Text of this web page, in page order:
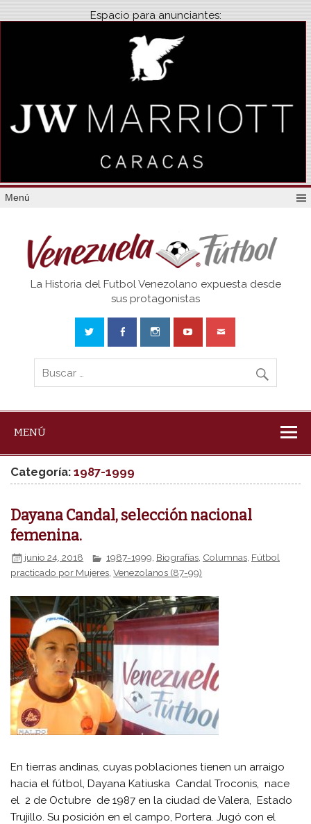
Espacio para anunciantes:
Menú
Venezuela
La Historia del Futbol Venezolano expuesta desde
sus protagonistas
MENÚ
Categoría:1987-1999
Dayana Candal, selección nacional
femenina.
junio 24, 2018 1987-1999, Biografías, Columnas, Fútbol
practicado por Mujeres ,Venezolanos (87-99)
En tierras andinas, cuyas poblaciones tienen un arraigo
hacia el fútbol, Dayana Katiuska Candal Troconis, nace
el 2 de Octubre de 1987 en la ciudad de Valera, Estado
Trujillo. Su posición en el campo, Portera. Jugó con el